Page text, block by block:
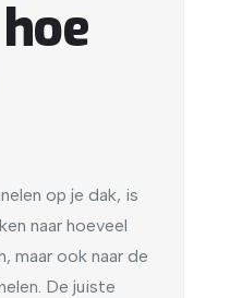
op je dak, is
naar hoeveel
maar ook naar de
De juiste